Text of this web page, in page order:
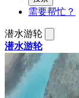
需要帮忙？
潜水游轮
潜水游轮